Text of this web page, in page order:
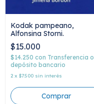
Kodak pampeano,
Alfonsina Storni.
$15.000
$14.250 con Transferencia o
depósito bancario
2 x $7.500 sin interés